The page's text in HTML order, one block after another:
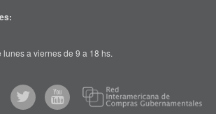
a viernes de 9 a 18 hs.
@comprasgubuy
ACCE